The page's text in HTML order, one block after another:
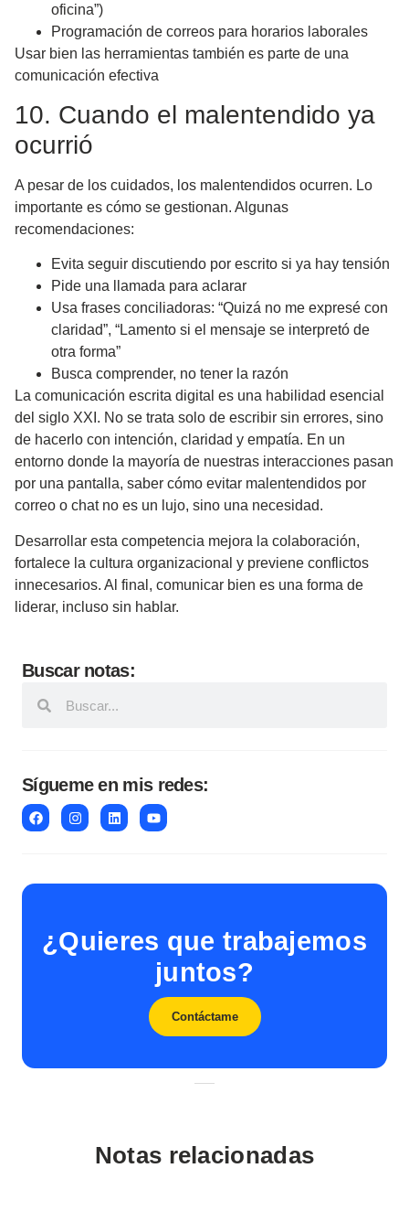
oficina”)
Programación de correos para horarios laborales
Usar bien las herramientas también es parte de una
comunicación efectiva
10. Cuando el malentendido ya
ocurrió
A pesar de los cuidados, los malentendidos ocurren. Lo
importante es cómo se gestionan. Algunas
recomendaciones:
Evita seguir discutiendo por escrito si ya hay tensión
Pide una llamada para aclarar
Usa frases conciliadoras: “Quizá no me expresé con
claridad”, “Lamento si el mensaje se interpretó de
otra forma”
Busca comprender, no tener la razón
La comunicación escrita digital es una habilidad esencial
del siglo XXI. No se trata solo de escribir sin errores, sino
de hacerlo con intención, claridad y empatía. En un
entorno donde la mayoría de nuestras interacciones pasan
por una pantalla, saber cómo evitar malentendidos por
correo o chat no es un lujo, sino una necesidad.
Desarrollar esta competencia mejora la colaboración,
fortalece la cultura organizacional y previene conflictos
innecesarios. Al final, comunicar bien es una forma de
liderar, incluso sin hablar.
Buscar notas:
Sígueme en mis redes:
¿Quieres que trabajemos
juntos?
Contáctame
Notas relacionadas